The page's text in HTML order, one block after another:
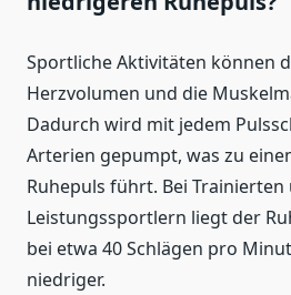
Sportliche Aktivitäten können
Herzvolumen und die
Dadurch wird mit jedem
Arterien gepumpt, was zu
Ruhepuls führt. Bei Trainierten
Leistungssportlern liegt der
bei etwa 40 Schlägen pro
niedriger.